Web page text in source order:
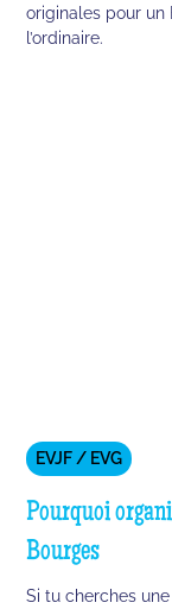
originales pour un
l’ordinaire.
EVJF / EVG
Pourquoi
Bourges
Si tu cherches